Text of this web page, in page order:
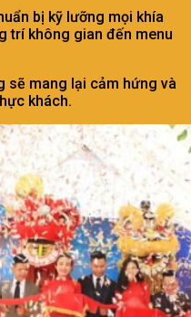
bị kỹ lưỡng mọi khía
trí không gian đến menu
sẽ mang lại cảm hứng và
khách.